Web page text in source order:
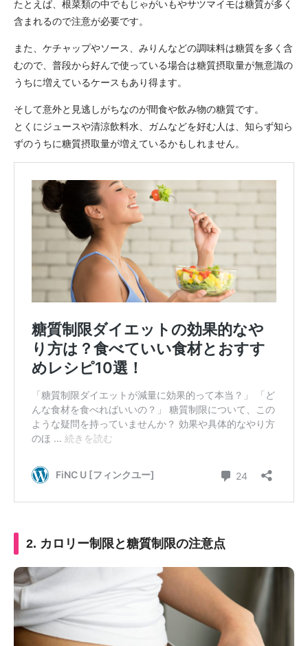
たとえば、根菜類の中でもじゃがいもやサツマイモは糖質が多く
含まれるので注意が必要です。
また、ケチャップやソース、みりんなどの調味料は糖質を多く含
むので、普段から好んで使っている場合は糖質摂取量が無意識の
うちに増えているケースもあり得ます。
そして意外と見逃しがちなのが間食や飲み物の糖質です。
とくにジュースや清涼飲料水、ガムなどを好む人は、知らず知ら
ずのうちに糖質摂取量が増えているかもしれません。
2. カロリー制限と糖質制限の注意点